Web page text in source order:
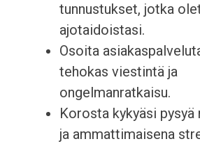
tunnustukset, jotka
ajotaidoistasi.
Osoita
tehokas viestintä ja
ongelmanratkaisu.
Korosta kykyäsi pysyä
ja ammattimaisena